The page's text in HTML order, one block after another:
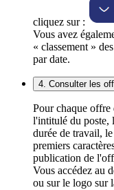
cliquez sur :
Vous avez
« classement »
par date.
4. Consulter les
Pour chaque offre
l'intitulé du poste,
durée de travail,
premiers
publication de
Vous accédez au
ou sur le logo sur